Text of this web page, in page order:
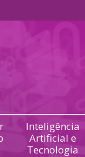
Inteligência
Artificial e
Tecnologia